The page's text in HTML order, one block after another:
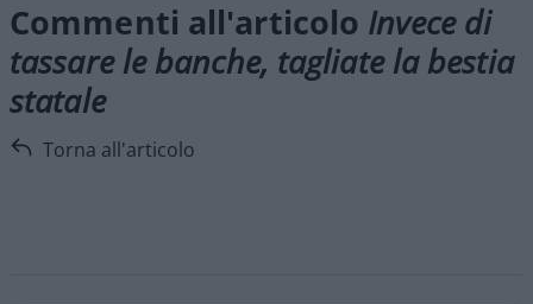
Commenti all'articolo Invece di
tassare le banche, tagliate la bestia
statale
Torna all'articolo